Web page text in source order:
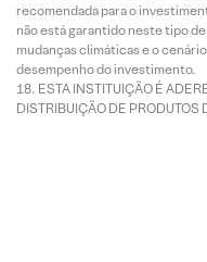
recomendada para o
não está garantido neste tipo
mudanças climáticas e o
desempenho do investimento.
ESTA INSTITUIÇÃO É
DISTRIBUIÇÃO DE PRODUTOS